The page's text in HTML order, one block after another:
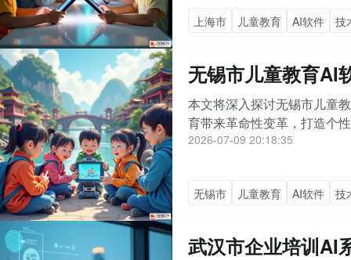
上海市 儿童教育 AI软件 技
无锡市儿童教育AI
本文将深入探讨无锡市儿童
育带来革命性变革，打造个
2026-07-09 20:18:35
无锡市 儿童教育 AI软件 技
武汉市企业培训AI